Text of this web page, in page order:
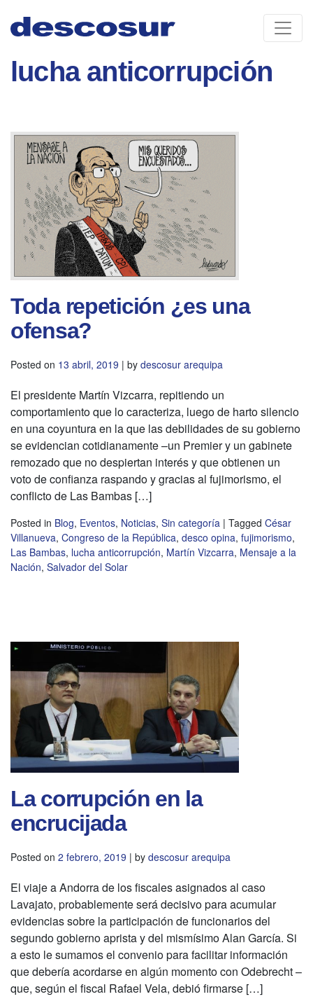
content
lucha anticorrupción
Toda repetición ¿es una
ofensa?
Posted on 13 abril, 2019 | by descosur arequipa
El presidente Martín Vizcarra, repitiendo un
comportamiento que lo caracteriza, luego de harto silencio
en una coyuntura en la que las debilidades de su gobierno
se evidencian cotidianamente –un Premier y un gabinete
remozado que no despiertan interés y que obtienen un
voto de confianza raspando y gracias al fujimorismo, el
conflicto de Las Bambas […]
Posted in Blog, Eventos, Noticias, Sin categoría | Tagged César
Villanueva, Congreso de la República, desco opina, fujimorismo,
Las Bambas, lucha anticorrupción, Martín Vizcarra, Mensaje a la
Nación, Salvador del Solar
La corrupción en la
encrucijada
Posted on 2 febrero, 2019 | by descosur arequipa
El viaje a Andorra de los fiscales asignados al caso
Lavajato, probablemente será decisivo para acumular
evidencias sobre la participación de funcionarios del
segundo gobierno aprista y del mismísimo Alan García. Si
a esto le sumamos el convenio para facilitar información
que debería acordarse en algún momento con Odebrecht –
que, según el fiscal Rafael Vela, debió firmarse […]